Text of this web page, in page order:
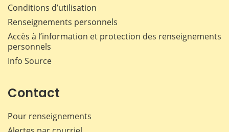
Conditions d’utilisation
Renseignements personnels
Accès à l’information et protection des renseignements
personnels
Info Source
Contact
Pour renseignements